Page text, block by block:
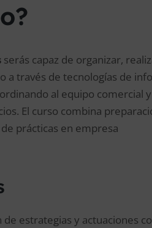
serás capaz de organizar,
a través de tecnologías de
al equipo comercial
El curso combina
prácticas en empresa
estrategias y actuaciones